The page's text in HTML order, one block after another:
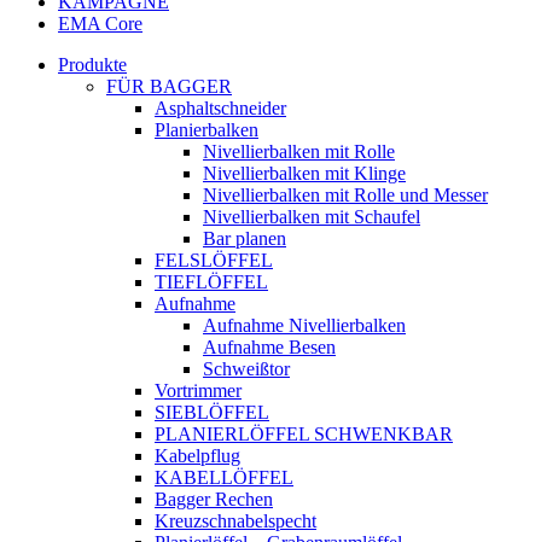
EMA Core
Produkte
FÜR BAGGER
Asphaltschneider
Planierbalken
Nivellierbalken mit Rolle
Nivellierbalken mit Klinge
Nivellierbalken mit Rolle und Messer
Nivellierbalken mit Schaufel
Bar planen
FELSLÖFFEL
TIEFLÖFFEL
Aufnahme
Aufnahme Nivellierbalken
Aufnahme Besen
Schweißtor
Vortrimmer
SIEBLÖFFEL
PLANIERLÖFFEL SCHWENKBAR
Kabelpflug
KABELLÖFFEL
Bagger Rechen
Kreuzschnabelspecht